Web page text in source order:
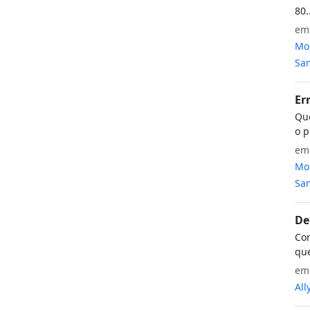
em
o
em
em